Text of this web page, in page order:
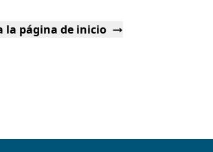
la página de inicio